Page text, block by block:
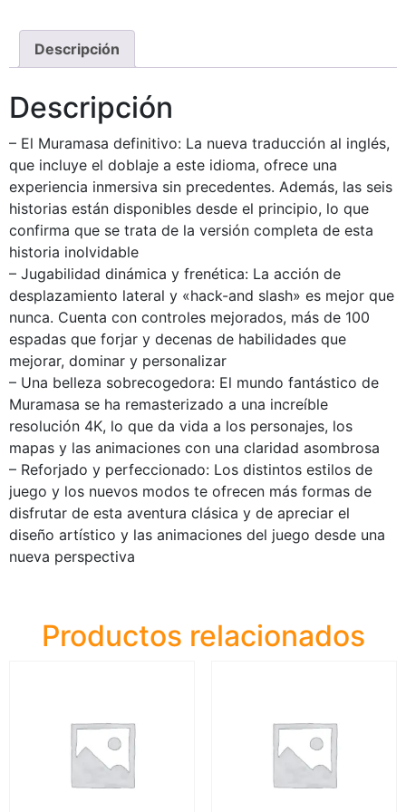
Descripción
Descripción
– El Muramasa definitivo: La nueva traducción al inglés,
que incluye el doblaje a este idioma, ofrece una
experiencia inmersiva sin precedentes. Además, las seis
historias están disponibles desde el principio, lo que
confirma que se trata de la versión completa de esta
historia inolvidable
– Jugabilidad dinámica y frenética: La acción de
desplazamiento lateral y «hack-and slash» es mejor que
nunca. Cuenta con controles mejorados, más de 100
espadas que forjar y decenas de habilidades que
mejorar, dominar y personalizar
– Una belleza sobrecogedora: El mundo fantástico de
Muramasa se ha remasterizado a una increíble
resolución 4K, lo que da vida a los personajes, los
mapas y las animaciones con una claridad asombrosa
– Reforjado y perfeccionado: Los distintos estilos de
juego y los nuevos modos te ofrecen más formas de
disfrutar de esta aventura clásica y de apreciar el
diseño artístico y las animaciones del juego desde una
nueva perspectiva
Productos relacionados